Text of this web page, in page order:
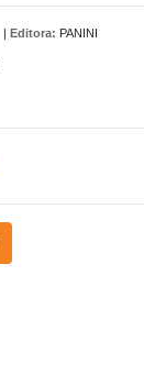
| Editora: PANINI